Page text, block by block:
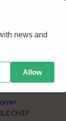
‣
CHIP
news and
Allow